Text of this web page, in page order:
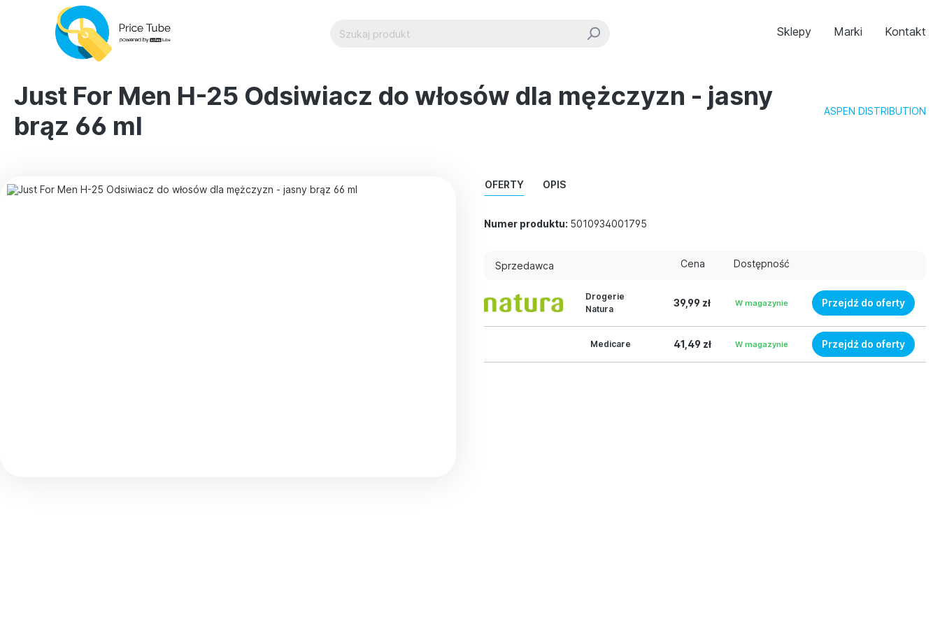
Sklepy Marki Kontakt
Just For Men H-25 Odsiwiacz do włosów dla mężczyzn - jasny
brąz 66 ml
ASPEN DISTRIBUTION
OFERTY OPIS
Numer produktu: 5010934001795
Sprzedawca Cena Dostępność
Drogerie
Natura
39,99 zł W magazynie Przejdź do oferty
Medicare 41,49 zł W magazynie Przejdź do oferty